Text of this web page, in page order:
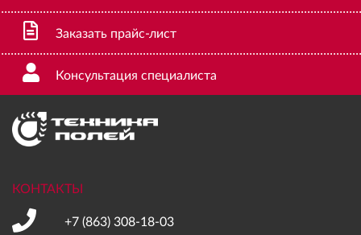
Заказать прайс-лист
Консультация специалиста
КОНТАКТЫ
+7 (863) 308-18-03